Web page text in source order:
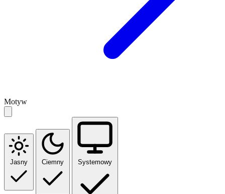
Motyw
Jasny Ciemny Systemowy